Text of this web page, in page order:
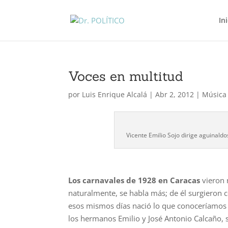
Voces en multitud
por Luis Enrique Alcalá |Abr 2, 2012 | Música
Vicente Emilio Sojo dirige
Los carnavales de 1928 en Caracas vieron
naturalmente, se habla más; de él surgieron
esos mismos días nació lo que
los hermanos Emilio y José Antonio